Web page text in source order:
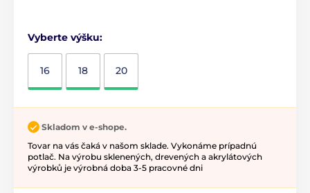
Vyberte výšku:
16 18 20
Skladom v e-shope.
Tovar na vás čaká v našom sklade. Vykonáme prípadnú
potlač. Na výrobu sklenených, drevených a akrylátových
výrobků je výrobná doba 3-5 pracovné dni